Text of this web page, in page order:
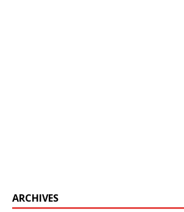
ARCHIVES